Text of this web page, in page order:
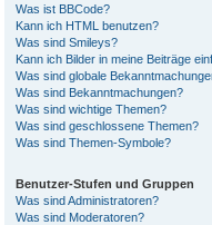
Was ist BBCode?
Kann ich HTML benutzen?
Was sind Smileys?
Kann ich Bilder in meine Beiträge
Was sind globale
Was sind Bekanntmachungen?
Was sind wichtige Themen?
Was sind geschlossene Themen?
Was sind Themen-Symbole?
Benutzer-Stufen und Gruppen
Was sind Administratoren?
Was sind Moderatoren?